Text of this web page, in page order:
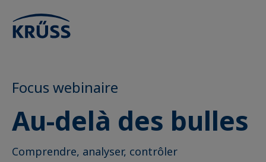
Focus webinaire
Au-delà des bulles
Comprendre, analyser, contrôler